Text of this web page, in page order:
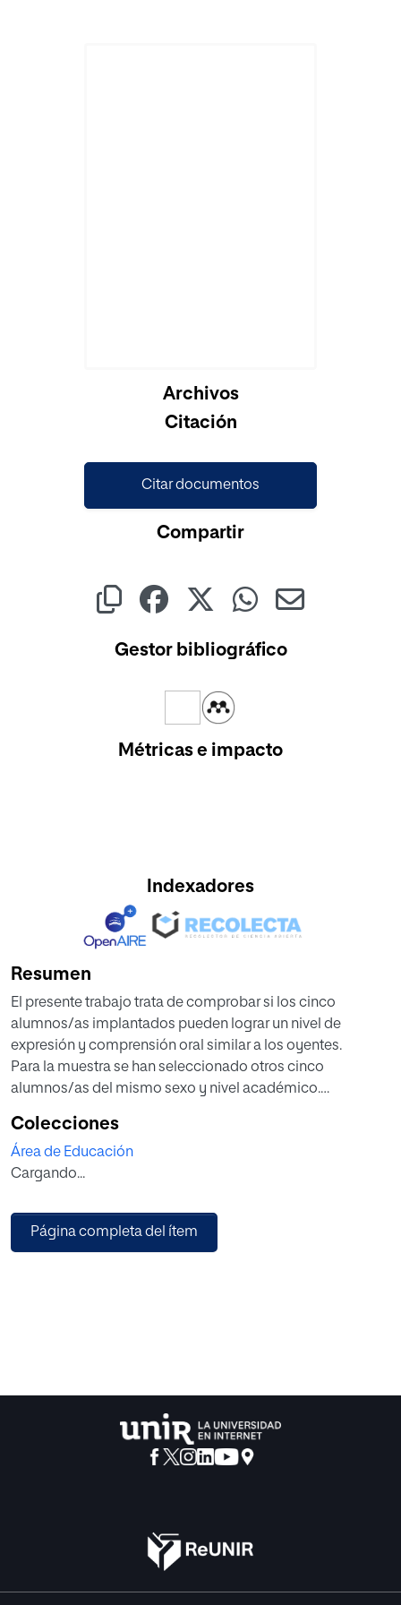
Archivos
Citación
Citar documentos
Compartir
Gestor bibliográfico
Métricas e impacto
Indexadores
Resumen
El presente trabajo trata de comprobar si los cinco
alumnos/as implantados pueden lograr un nivel de
expresión y comprensión oral similar a los oyentes.
Para la muestra se han seleccionado otros cinco
alumnos/as del mismo sexo y nivel académico.
alumnos/as implantados, tan sólo uno de ellos logra
alcanzar el desarrollo lingüístico correspondiente a su
edad cronológica, siendo uno de los factores
El proceso de rehabilitación logopédica es fundamental
en los primeros meses
Colecciones
Área de Educación
Cargando...
Página completa del ítem